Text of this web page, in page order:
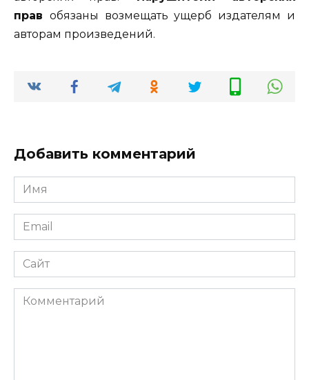
прав обязаны возмещать ущерб издателям и
авторам произведений.
Добавить комментарий
Имя
*
Email
*
Сайт
Комментарий